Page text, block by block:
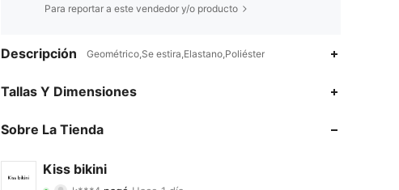
Para reportar a este vendedor y/o producto
Descripción Geométrico,Se estira,Elastano,Poliéster
Tallas Y Dimensiones
Sobre La Tienda
Kiss bikini
4.71 18
4.71
4.71